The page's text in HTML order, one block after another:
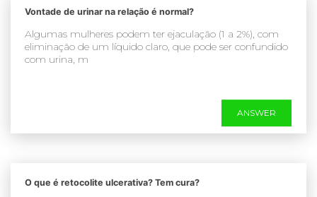
Vontade de urinar na relação é normal?
Algumas mulheres podem ter ejaculação (1 a 2%), com
eliminação de um líquido claro, que pode ser confundido
com urina, m
ANSWER
O que é retocolite ulcerativa? Tem cura?